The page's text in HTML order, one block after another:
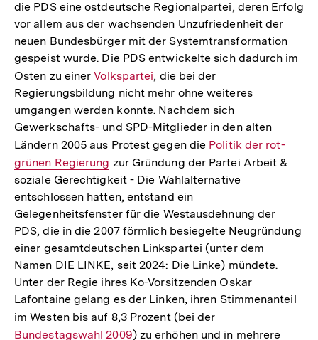
die PDS eine ostdeutsche Regionalpartei, deren Erfolg
vor allem aus der wachsenden Unzufriedenheit der
neuen Bundesbürger mit der Systemtransformation
gespeist wurde. Die PDS entwickelte sich dadurch im
Osten zu einerInterner
Link:
Volkspartei, die bei der
Regierungsbildung nicht mehr ohne weiteres
umgangen werden konnte. Nachdem sich
Gewerkschafts- und SPD-Mitglieder in den alten
Ländern 2005 aus Protest gegen die Interner
Link:
Politik der rot-
grünen Regierung zur Gründung der Partei Arbeit &
soziale Gerechtigkeit - Die Wahlalternative
entschlossen hatten, entstand ein
Gelegenheitsfenster für die Westausdehnung der
PDS, die in die 2007 förmlich besiegelte Neugründung
einer gesamtdeutschen Linkspartei (unter dem
Namen DIE LINKE, seit 2024: Die Linke) mündete.
Unter der Regie ihres Ko-Vorsitzenden Oskar
Lafontaine gelang es der Linken, ihren Stimmenanteil
im Westen bis auf 8,3 Prozent (bei der
Link:
Bundestagswahl 2009) zu erhöhen und in mehrere